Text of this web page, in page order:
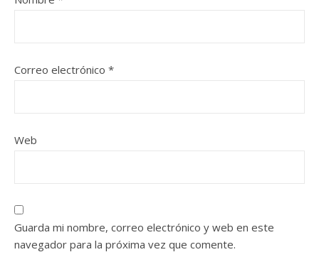
Correo electrónico *
Web
Guarda mi nombre, correo electrónico y web en este
navegador para la próxima vez que comente.